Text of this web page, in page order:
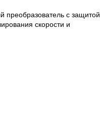
преобразователь с защитой
скорости и